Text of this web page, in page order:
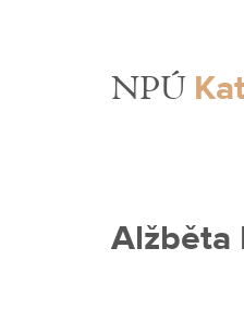
NPÚ
Alžběta